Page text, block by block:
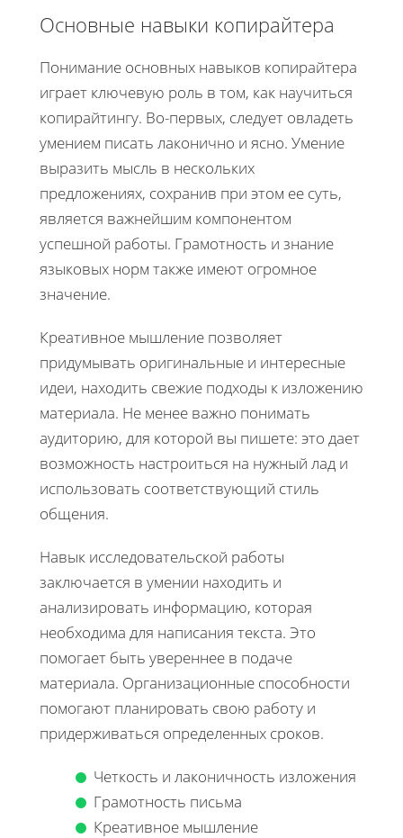
Основные навыки копирайтера
Понимание основных навыков копирайтера
играет ключевую роль в том, как научиться
копирайтингу. Во-первых, следует овладеть
умением писать лаконично и ясно. Умение
выразить мысль в нескольких
предложениях, сохранив при этом ее суть,
является важнейшим компонентом
успешной работы. Грамотность и знание
языковых норм также имеют огромное
значение.
Креативное мышление позволяет
придумывать оригинальные и интересные
идеи, находить свежие подходы к изложению
материала. Не менее важно понимать
аудиторию, для которой вы пишете: это дает
возможность настроиться на нужный лад и
использовать соответствующий стиль
общения.
Навык исследовательской работы
заключается в умении находить и
анализировать информацию, которая
необходима для написания текста. Это
помогает быть увереннее в подаче
материала. Организационные способности
помогают планировать свою работу и
придерживаться определенных сроков.
Четкость и лаконичность изложения
Грамотность письма
Креативное мышление